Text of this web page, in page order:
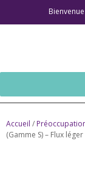
Accueil /
(Gamme S) – Flux